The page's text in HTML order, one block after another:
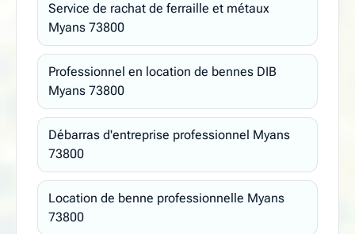
Service de rachat de ferraille et métaux
Myans 73800
Professionnel en location de bennes DIB
Myans 73800
Débarras d'entreprise professionnel Myans
73800
Location de benne professionnelle Myans
73800